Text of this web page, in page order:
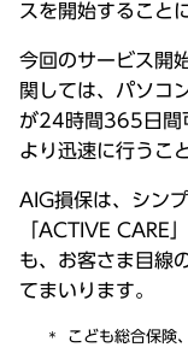
スを開始すること
今回のサービス開
関しては、パソコ
が24時間365日間
より迅速に行うこ
AIG損保は、シン
「ACTIVE CARE
も、お客さま目線
てまいります。
こども総合保険